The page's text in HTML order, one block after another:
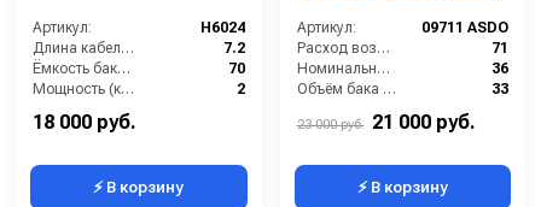
Артикул:
H6024
Длина кабеля (м):
7.2
Ёмкость бака (л):
70
Мощность (кВт):
2
Расход воздуха, л/сек:
18 000 руб.
⚡ В корзину
Артикул:
09711 ASDO
Расход воздуха (л/сек):
71
Номинальный диаметр принадлежностей (мм):
36
Объём бака (л):
33
23 000 руб. 21 000 руб.
⚡ В корзину